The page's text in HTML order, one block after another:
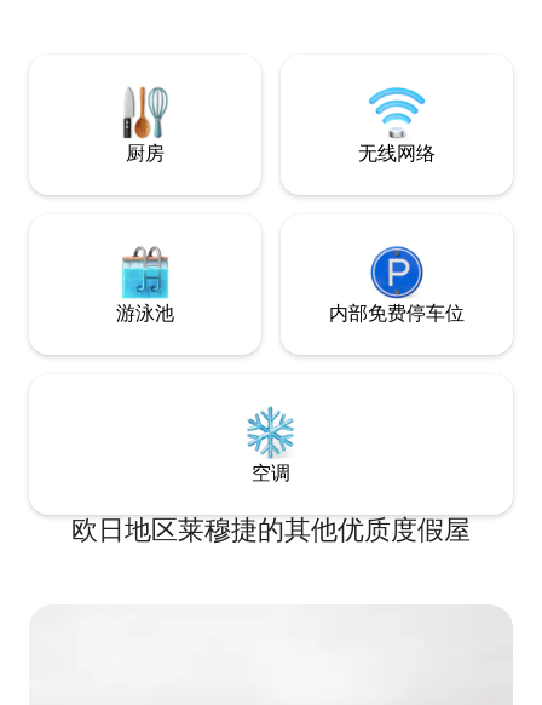
屋、滑梯、秋千）
厨房 无线网络
游泳池 内部免费停车位
空调
欧日地区莱穆捷的其他优质度假屋